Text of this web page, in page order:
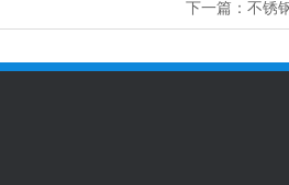
下一篇： 不锈